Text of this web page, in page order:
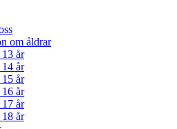
om åldrar
år
år
år
år
år
år